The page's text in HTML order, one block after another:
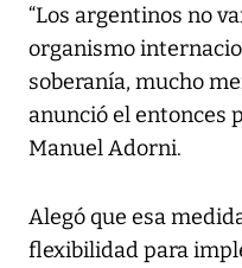
“Los argentinos no
organismo
soberanía, mucho
anunció el entonces
Manuel Adorni.
Alegó que esa
flexibilidad para